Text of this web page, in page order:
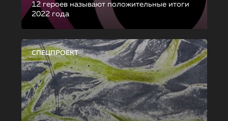
12 героев называют положительные итоги
2022 года
СПЕЦПРОЕКТ